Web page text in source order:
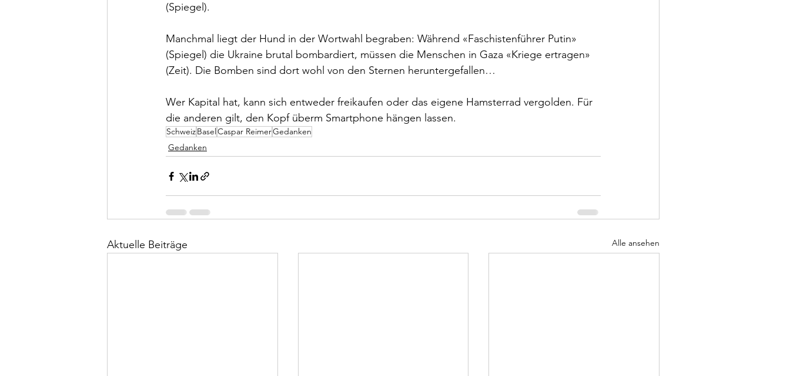
(Spiegel).
Manchmal liegt der Hund in der Wortwahl begraben: Während «Faschistenführer Putin»
(Spiegel) die Ukraine brutal bombardiert, müssen die Menschen in Gaza «Kriege ertragen»
(Zeit). Die Bomben sind dort wohl von den Sternen heruntergefallen…
Wer Kapital hat, kann sich entweder freikaufen oder das eigene Hamsterrad vergolden. Für
die anderen gilt, den Kopf überm Smartphone hängen lassen.
SchweizBaselCaspar ReimerGedanken
Gedanken
Aktuelle Beiträge Alle ansehen